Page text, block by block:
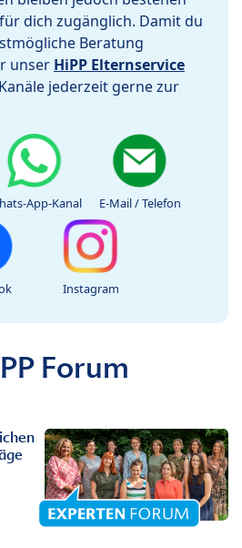
dich zugänglich. Damit du
Beratung
unser HiPP Elternservice
jederzeit gerne zur
App-Kanal E-Mail / Telefon
Instagram
Forum